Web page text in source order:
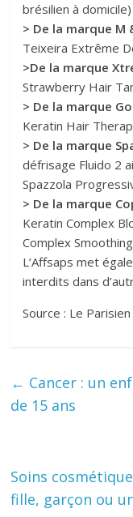
brésilien à
> De la marque M
Teixeira Extrême
>De la marque
Strawberry Hair
> De la marque
Keratin Hair
> De la marque
défrisage Fluido 2
Spazzola
> De la marque
Keratin Complex
Complex
L’Affsaps met
interdits dans
Source : Le Parisien
← Cancer : un
de 15 ans
Soins
fille, garçon ou